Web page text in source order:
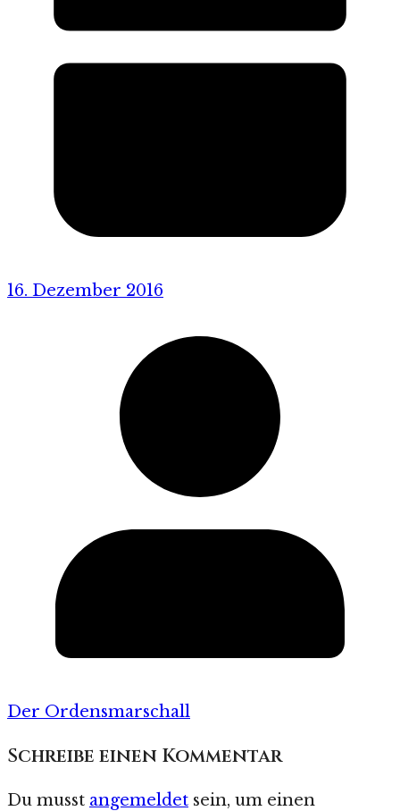
16. Dezember 2016
Der Ordensmarschall
Schreibe einen Kommentar
Du musst angemeldet sein, um einen